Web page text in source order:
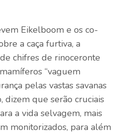
Eikelboom e os co-
a caça furtiva, a
chifres de rinoceronte
“vaguem
pelas vastas savanas
dizem que serão cruciais
a vida selvagem, mais
monitorizados, para além